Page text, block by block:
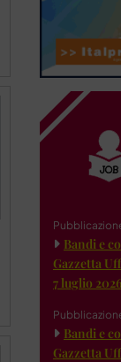
Bandi e
Gazzetta
7 luglio 2026
Bandi e
Gazzetta